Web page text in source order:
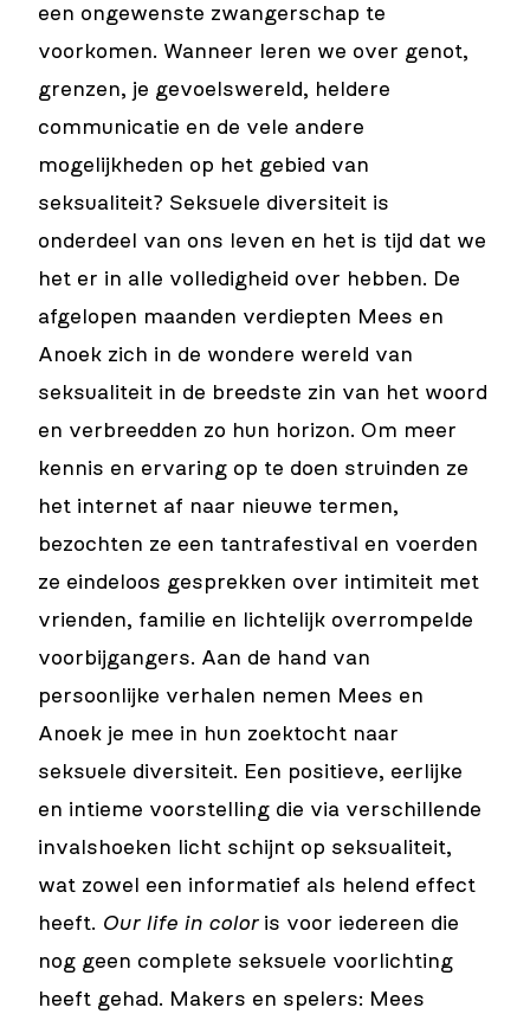
een ongewenste zwangerschap te
voorkomen. Wanneer leren we over genot,
grenzen, je gevoelswereld, heldere
communicatie en de vele andere
mogelijkheden op het gebied van
seksualiteit? Seksuele diversiteit is
onderdeel van ons leven en het is tijd dat we
het er in alle volledigheid over hebben. De
afgelopen maanden verdiepten Mees en
Anoek zich in de wondere wereld van
seksualiteit in de breedste zin van het woord
en verbreedden zo hun horizon. Om meer
kennis en ervaring op te doen struinden ze
het internet af naar nieuwe termen,
bezochten ze een tantrafestival en voerden
ze eindeloos gesprekken over intimiteit met
vrienden, familie en lichtelijk overrompelde
voorbijgangers. Aan de hand van
persoonlijke verhalen nemen Mees en
Anoek je mee in hun zoektocht naar
seksuele diversiteit. Een positieve, eerlijke
en intieme voorstelling die via verschillende
invalshoeken licht schijnt op seksualiteit,
wat zowel een informatief als helend effect
heeft. Our life in coloris voor iedereen die
nog geen complete seksuele voorlichting
heeft gehad. Makers en spelers: Mees